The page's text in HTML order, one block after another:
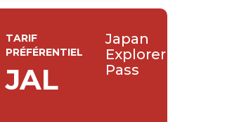
TARIF
PRÉFÉRENTIEL
JAL
Japan
Explorer
Pass